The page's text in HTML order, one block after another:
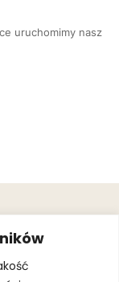
uruchomimy nasz
JOIN OUR
MAILING